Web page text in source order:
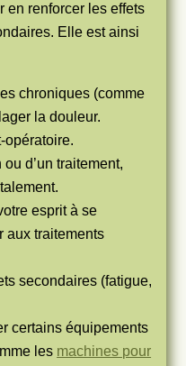
en renforcer les effets
Elle est ainsi
chroniques (comme
la douleur.
opératoire.
d’un traitement,
esprit à se
aux traitements
secondaires (fatigue,
certains équipements
les machines pour